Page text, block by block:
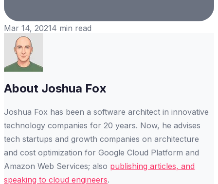
Mar 14, 20214 min read
About Joshua Fox
Joshua Fox has been a software architect in innovative
technology companies for 20 years. Now, he advises
tech startups and growth companies on architecture
and cost optimization for Google Cloud Platform and
Amazon Web Services; also publishing articles, and
speaking to cloud engineers.